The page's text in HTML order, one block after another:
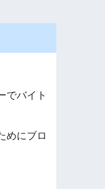
でバイト
めにブロ